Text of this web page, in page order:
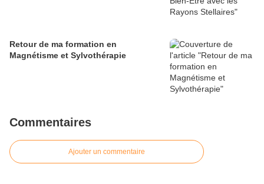
Retour de ma formation en
Magnétisme et Sylvothérapie
Commentaires
Ajouter un commentaire